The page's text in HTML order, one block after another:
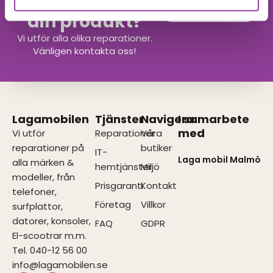
din produkt?
Vi utför alla olika reparationer.
Vänligen kontakta oss!
Lagamobilen
Vi utför
reparationer på
alla märken &
modeller, från
telefoner,
surfplattor,
datorer, konsoler,
El-scootrar m.m.
Tel. 040-12 56 00
info@lagamobilen.se
Tjänster
Reparationer
IT-
hemtjänster
Prisgaranti
Företag
FAQ
Navigera
Våra
butiker
Miljö
Kontakt
Villkor
GDPR
I samarbete
med
Laga mobil Malmö